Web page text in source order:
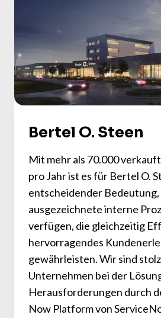
Bertel O. Steen
Mit mehr als 70.000
pro Jahr ist es für Bertel O.
entscheidender
ausgezeichnete interne
verfügen, die gleichzeitig
hervorragendes
gewährleisten. Wir sind
Unternehmen bei der
Herausforderungen durch
Now Platform von